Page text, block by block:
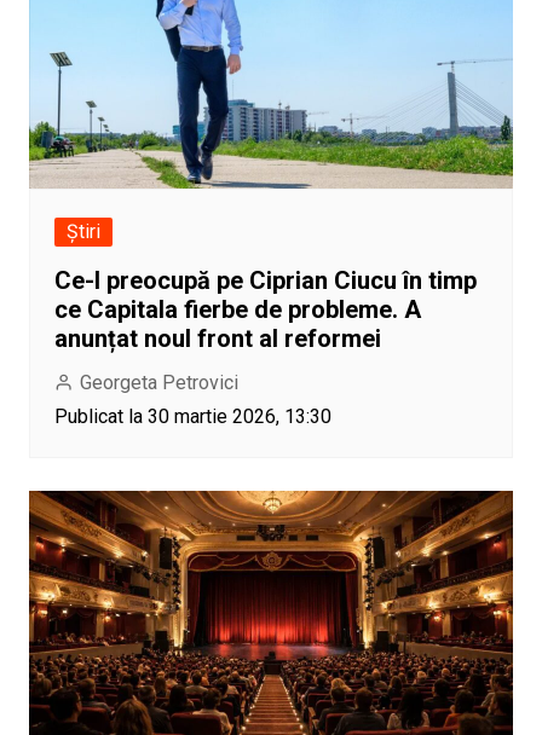
Știri
Ce-l preocupă pe Ciprian Ciucu în timp
ce Capitala fierbe de probleme. A
anunțat noul front al reformei
Georgeta Petrovici
Publicat la 30 martie 2026, 13:30